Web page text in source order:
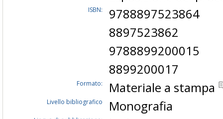
ISBN:
9788897523864
8897523862
9788899200015
8899200017
Formato: Materiale a stampa
Livello bibliografico Monografia